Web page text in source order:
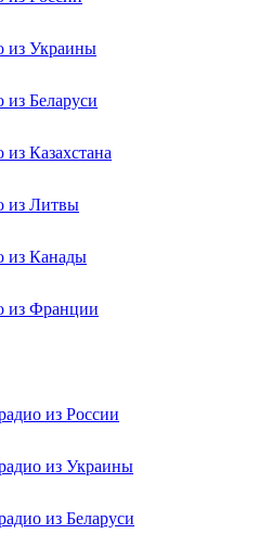
из Украины
из Беларуси
из Казахстана
из Литвы
из Канады
из Франции
из России
из Украины
из Беларуси